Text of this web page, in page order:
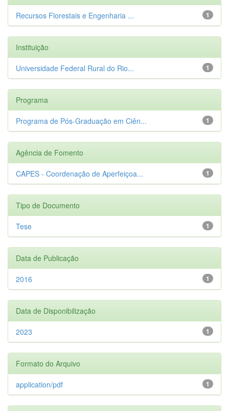
1
Recursos Florestais e Engenharia ...
Instituição
1
Universidade Federal Rural do Rio...
Programa
1
Programa de Pós-Graduação em Ciên...
Agência de Fomento
1
CAPES - Coordenação de Aperfeiçoa...
Tipo de Documento
1
Tese
Data de Publicação
1
2016
Data de Disponibilização
1
2023
Formato do Arquivo
1
application/pdf